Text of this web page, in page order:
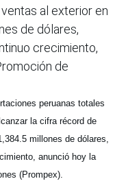
al exterior en
de dólares,
crecimiento,
de
peruanas totales
la cifra récord de
millones de dólares,
anunció hoy la
(Prompex).